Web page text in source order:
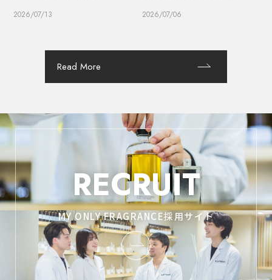
ークショップを実施しま
2026/07/13
します
2026/07/06
Read More
RECRUIT
MY ONLY FRAGRANCE採用サイト